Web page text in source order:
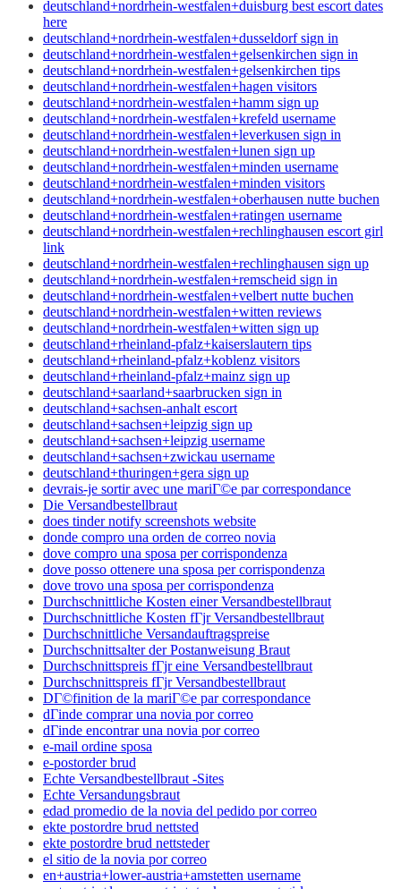
deutschland+nordrhein-westfalen+duisburg best escort dates
here
deutschland+nordrhein-westfalen+dusseldorf sign in
deutschland+nordrhein-westfalen+gelsenkirchen sign in
deutschland+nordrhein-westfalen+gelsenkirchen tips
deutschland+nordrhein-westfalen+hagen visitors
deutschland+nordrhein-westfalen+hamm sign up
deutschland+nordrhein-westfalen+krefeld username
deutschland+nordrhein-westfalen+leverkusen sign in
deutschland+nordrhein-westfalen+lunen sign up
deutschland+nordrhein-westfalen+minden username
deutschland+nordrhein-westfalen+minden visitors
deutschland+nordrhein-westfalen+oberhausen nutte buchen
deutschland+nordrhein-westfalen+ratingen username
deutschland+nordrhein-westfalen+rechlinghausen escort girl
link
deutschland+nordrhein-westfalen+rechlinghausen sign up
deutschland+nordrhein-westfalen+remscheid sign in
deutschland+nordrhein-westfalen+velbert nutte buchen
deutschland+nordrhein-westfalen+witten reviews
deutschland+nordrhein-westfalen+witten sign up
deutschland+rheinland-pfalz+kaiserslautern tips
deutschland+rheinland-pfalz+koblenz visitors
deutschland+rheinland-pfalz+mainz sign up
deutschland+saarland+saarbrucken sign in
deutschland+sachsen-anhalt escort
deutschland+sachsen+leipzig sign up
deutschland+sachsen+leipzig username
deutschland+sachsen+zwickau username
deutschland+thuringen+gera sign up
devrais-je sortir avec une mariГ©e par correspondance
Die Versandbestellbraut
does tinder notify screenshots website
donde compro una orden de correo novia
dove compro una sposa per corrispondenza
dove posso ottenere una sposa per corrispondenza
dove trovo una sposa per corrispondenza
Durchschnittliche Kosten einer Versandbestellbraut
Durchschnittliche Kosten fГјr Versandbestellbraut
Durchschnittliche Versandauftragspreise
Durchschnittsalter der Postanweisung Braut
Durchschnittspreis fГјr eine Versandbestellbraut
Durchschnittspreis fГјr Versandbestellbraut
DГ©finition de la mariГ©e par correspondance
dГіnde comprar una novia por correo
dГіnde encontrar una novia por correo
e-mail ordine sposa
e-postorder brud
Echte Versandbestellbraut -Sites
Echte Versandungsbraut
edad promedio de la novia del pedido por correo
ekte postordre brud nettsted
ekte postordre brud nettsteder
el sitio de la novia por correo
en+austria+lower-austria+amstetten username